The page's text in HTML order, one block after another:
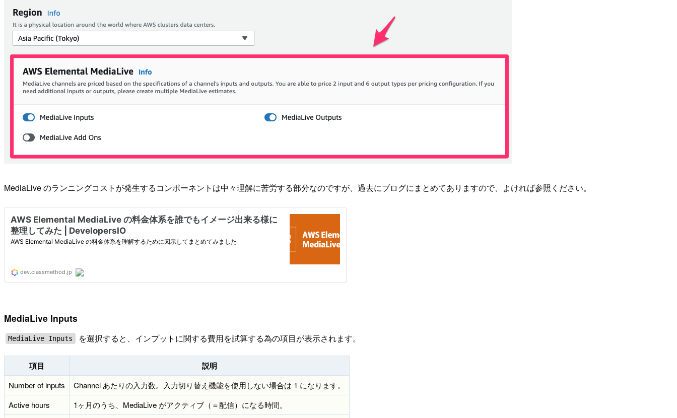
MediaLive のランニングコストが発生するコンポーネントは中々理解に苦労する部分なのですが、過去にブログにまとめてありますので、よければ参照ください。
MediaLive Inputs
MediaLive Inputs を選択すると、インプットに関する費用を試算する為の項目が表示されます。
項目 説明
Number of inputs
Channel あたりの入力数。入力切り替え機能を使用しない場合は 1 になります。
Active hours
1ヶ月のうち、MediaLive がアクティブ（＝配信）になる時間。